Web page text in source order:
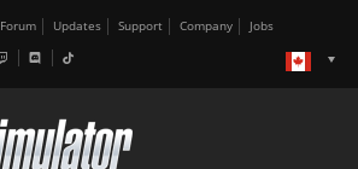
Forum Updates Support Company Jobs